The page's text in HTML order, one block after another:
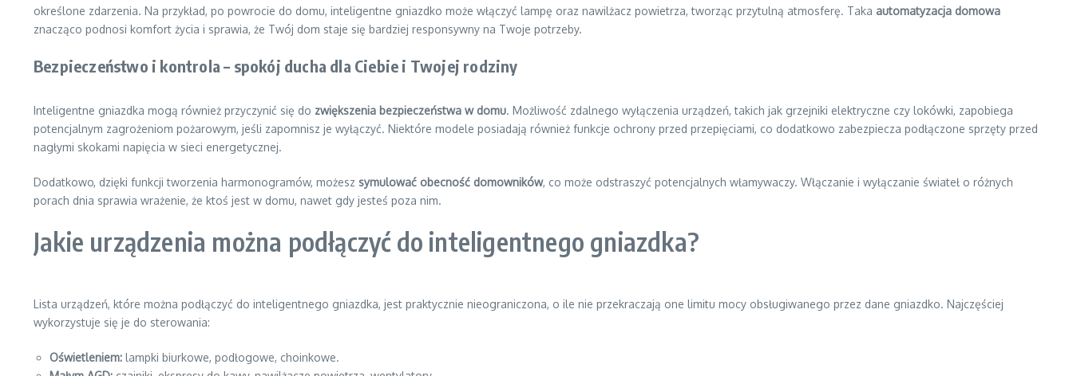
określone zdarzenia. Na przykład, po powrocie do domu, inteligentne gniazdko może włączyć lampę oraz nawilżacz powietrza, tworząc przytulną atmosferę. Taka automatyzacja domowa
znacząco podnosi komfort życia i sprawia, że Twój dom staje się bardziej responsywny na Twoje potrzeby.
Bezpieczeństwo i kontrola – spokój ducha dla Ciebie i Twojej rodziny
Inteligentne gniazdka mogą również przyczynić się do zwiększenia bezpieczeństwa w domu. Możliwość zdalnego wyłączenia urządzeń, takich jak grzejniki elektryczne czy lokówki, zapobiega
potencjalnym zagrożeniom pożarowym, jeśli zapomnisz je wyłączyć. Niektóre modele posiadają również funkcje ochrony przed przepięciami, co dodatkowo zabezpiecza podłączone sprzęty przed
nagłymi skokami napięcia w sieci energetycznej.
Dodatkowo, dzięki funkcji tworzenia harmonogramów, możesz symulować obecność domowników, co może odstraszyć potencjalnych włamywaczy. Włączanie i wyłączanie świateł o różnych
porach dnia sprawia wrażenie, że ktoś jest w domu, nawet gdy jesteś poza nim.
Jakie urządzenia można podłączyć do inteligentnego gniazdka?
Lista urządzeń, które można podłączyć do inteligentnego gniazdka, jest praktycznie nieograniczona, o ile nie przekraczają one limitu mocy obsługiwanego przez dane gniazdko. Najczęściej
wykorzystuje się je do sterowania:
Oświetleniem: lampki biurkowe, podłogowe, choinkowe.